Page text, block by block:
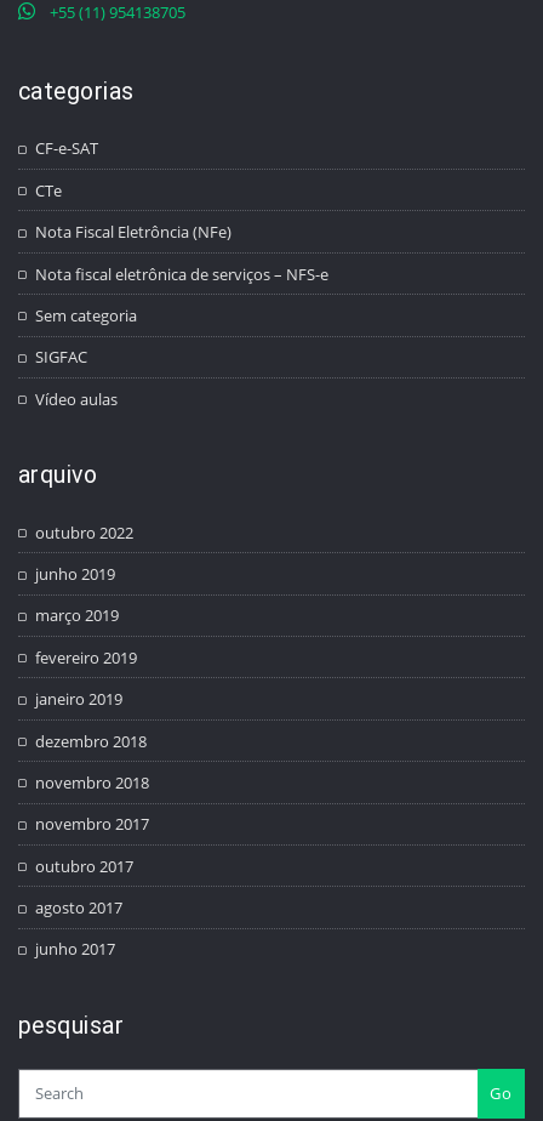
+55 (11) 954138705
categorias
CF-e-SAT
CTe
Nota Fiscal Eletrôncia (NFe)
Nota fiscal eletrônica de serviços – NFS-e
Sem categoria
SIGFAC
Vídeo aulas
arquivo
outubro 2022
junho 2019
março 2019
fevereiro 2019
janeiro 2019
dezembro 2018
novembro 2018
novembro 2017
outubro 2017
agosto 2017
junho 2017
pesquisar
Go